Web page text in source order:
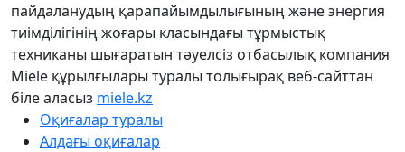
пайдаланудың қарапайымдылығының және энергия
тиімділігінің жоғары класындағы тұрмыстық
техниканы шығаратын тәуелсіз отбасылық компания
Miele құрылғылары туралы толығырақ веб-сайттан
біле аласыз miele.kz
Оқиғалар туралы
Алдағы оқиғалар